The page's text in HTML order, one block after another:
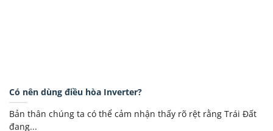
Có nên dùng điều hòa Inverter?
Bản thân chúng ta có thể cảm nhận thấy rõ rệt rằng Trái Đất
đang...